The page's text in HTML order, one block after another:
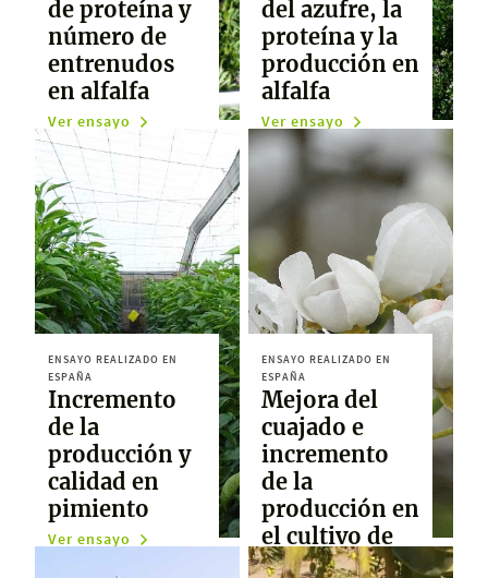
de proteína y
número de
entrenudos
en alfalfa
Ver ensayo
del azufre, la
proteína y la
producción en
alfalfa
Ver ensayo
ENSAYO REALIZADO EN
ESPAÑA
Incremento
de la
producción y
calidad en
pimiento
Ver ensayo
ENSAYO REALIZADO EN
ESPAÑA
Mejora del
cuajado e
incremento
de la
producción en
el cultivo de
pera